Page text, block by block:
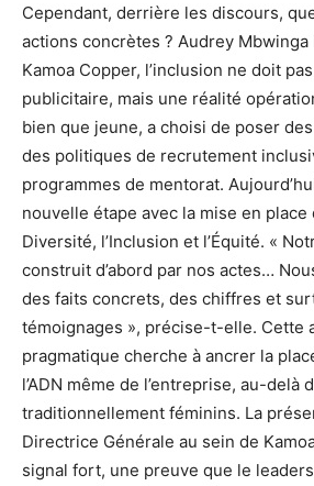
Cependant, derrière les discours,
actions concrètes ? Audrey
Kamoa Copper, l’inclusion ne doit
publicitaire, mais une réalité
bien que jeune, a choisi de poser
des politiques de recrutement
programmes de mentorat.
nouvelle étape avec la mise en place
Diversité, l’Inclusion et l’Équité. «
construit d’abord par nos actes…
des faits concrets, des chiffres et
témoignages », précise-t-elle. Cette
pragmatique cherche à ancrer la
l’ADN même de l’entreprise, au-delà
traditionnellement féminins. La
Directrice Générale au sein de
signal fort, une preuve que le